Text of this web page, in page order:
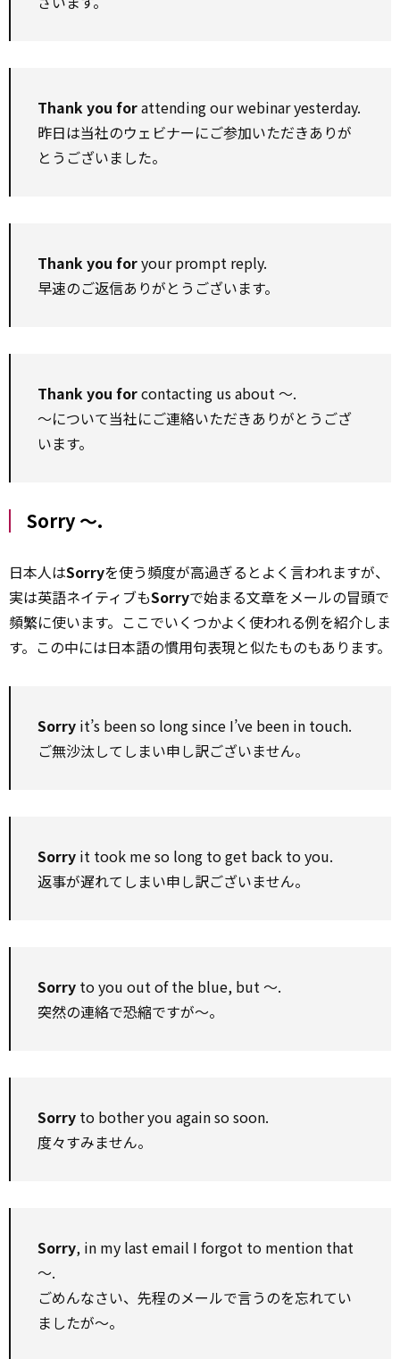
Thank you forattending our webinar yesterday.
昨日は当社のウェビナーにご参加いただきありが
とうございました。
Thank you foryour prompt reply.
早速のご返信ありがとうございます。
Thank you forcontacting us about ～.
～について当社にご連絡いただきありがとうござ
います。
Sorry ～.
日本人はSorryを使う頻度が高過ぎるとよく言われますが、
実は英語ネイティブもSorryで始まる文章をメールの冒頭で
頻繁に使います。ここでいくつかよく使われる例を紹介しま
す。この中には日本語の慣用句表現と似たものもあります。
Sorry it’s been so long since I’ve been in touch.
ご無沙汰してしまい申し訳ございません。
Sorry it took me so long to get back to you.
返事が遅れてしまい申し訳ございません。
Sorry to you out of the blue, but ～.
突然の連絡で恐縮ですが～。
Sorry to bother you again so soon.
度々すみません。
Sorry, in my last email I forgot to mention that
～.
ごめんなさい、先程のメールで言うのを忘れてい
ましたが～。